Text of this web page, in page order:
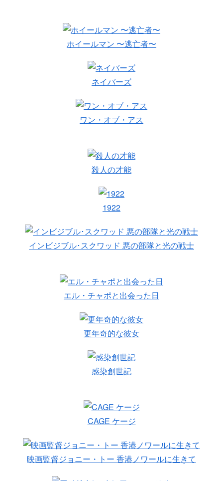
ホイールマン 〜逃亡者〜
ネイバーズ
ワン・オブ・アス
殺人の才能
1922
インビジブル･スクワッド 悪の部隊と光の戦士
エル・チャポと出会った日
更年奇的な彼女
感染創世記
CAGE ケージ
映画監督ジョニー・トー 香港ノワールに生きて